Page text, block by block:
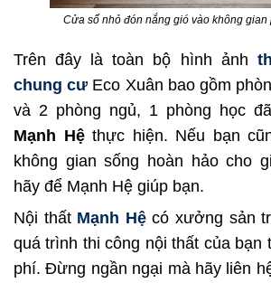
Cửa số nhỏ đón nắng gió vào không
Trên đây là toàn bộ hình ảnh
chung cư Eco Xuân bao gồm
và 2 phòng ngủ, 1 phòng học
Mạnh Hệthực hiện. Nếu bạn
không gian sống hoàn hảo cho
hãy để Mạnh Hệ giúp bạn.
Nội thất Mạnh Hệcó xưởng sản
quá trình thi công nội thất của bạn
phí. Đừng ngần ngại mà hãy liên